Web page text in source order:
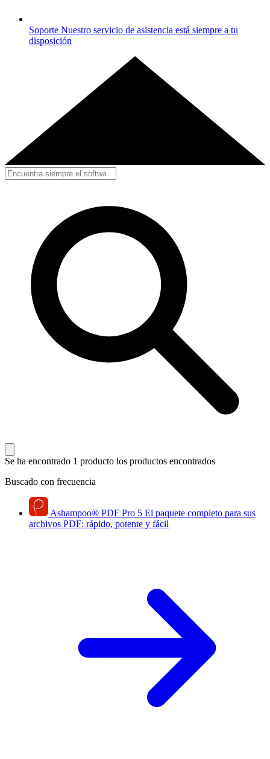
Soporte Nuestro servicio de asistencia está siempre a tu
disposición
Se ha encontrado 1 producto los productos encontrados
Buscado con frecuencia
Ashampoo® PDF Pro 5 El paquete completo para sus
archivos PDF: rápido, potente y fácil